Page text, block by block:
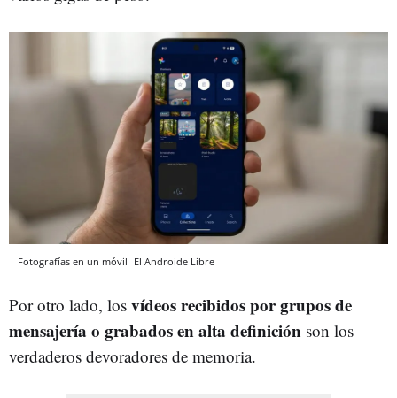
Fotografías en un móvil El Androide Libre
Por otro lado, los vídeos recibidos por grupos de
mensajería o grabados en alta definición son los
verdaderos devoradores de memoria.